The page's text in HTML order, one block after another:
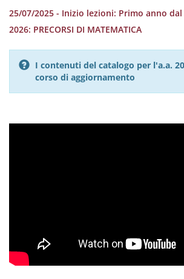
25/07/2025 - Inizio lezioni: Primo anno
2026: PRECORSI DI MATEMATICA
I contenuti del catalogo per l'a.a.
corso di aggiornamento